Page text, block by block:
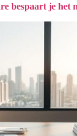
bespaart je het